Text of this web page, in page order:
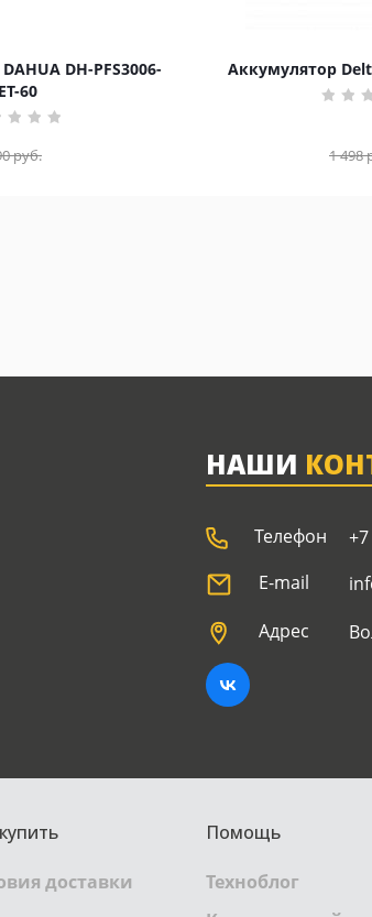
DH-PFS3006-
60
руб.
Аккумулятор
1 498
НАШИ
Телефон
E-mail
Адрес
доставки
Помощь
Техноблог